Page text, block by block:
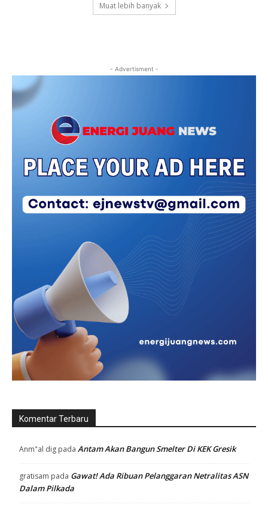
Muat lebih banyak
- Advertisment -
Komentar Terbaru
Anm"al dig pada Antam Akan Bangun Smelter Di KEK Gresik
gratisam pada Gawat! Ada Ribuan Pelanggaran Netralitas ASN
Dalam Pilkada